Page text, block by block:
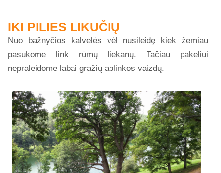
IKI PILIES LIKUČIŲ
Nuo bažnyčios kalvelės vėl nusileidę kiek žemiau
pasukome link rūmų liekanų. Tačiau pakeliui
nepraleidome labai gražių aplinkos vaizdų.